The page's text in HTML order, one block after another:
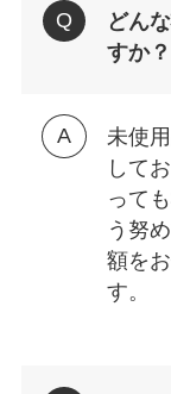
どん
すか？
未使
して
って
う努
額を
す。